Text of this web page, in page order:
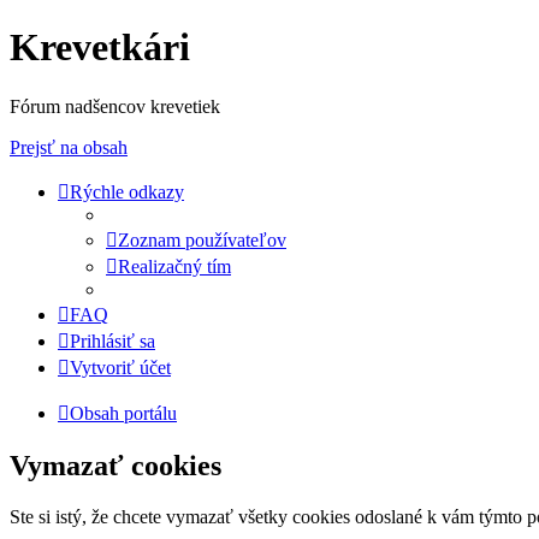
Krevetkári
Fórum nadšencov krevetiek
Prejsť na obsah
Rýchle odkazy
Zoznam používateľov
Realizačný tím
FAQ
Prihlásiť sa
Vytvoriť účet
Obsah portálu
Vymazať cookies
Ste si istý, že chcete vymazať všetky cookies odoslané k vám týmto